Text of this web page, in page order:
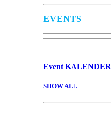
EVENTS
Event KALENDER
SHOW ALL